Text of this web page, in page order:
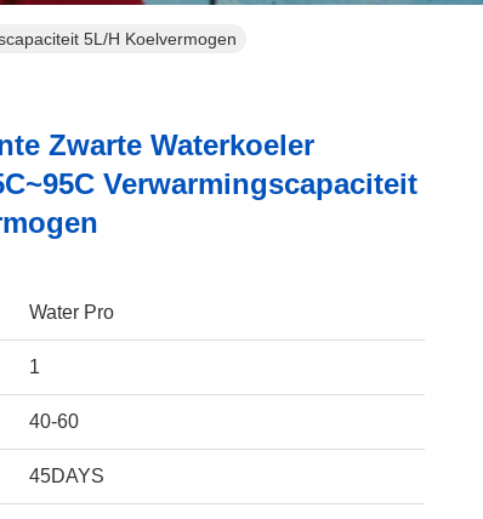
5L/H Koelvermogen
Zwarte Waterkoeler
Verwarmingscapaciteit
Water Pro
1
40-60
45DAYS